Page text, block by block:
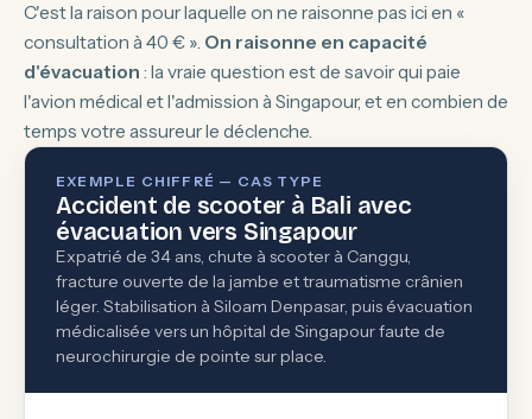
C'est la raison pour laquelle on ne raisonne pas ici en «
consultation à 40 € ». On raisonne en capacité
d'évacuation : la vraie question est de savoir qui paie
l'avion médical et l'admission à Singapour, et en combien de
temps votre assureur le déclenche.
EXEMPLE CHIFFRÉ — CAS TYPE
Accident de scooter à Bali avec
évacuation vers Singapour
Expatrié de 34 ans, chute à scooter à Canggu,
fracture ouverte de la jambe et traumatisme crânien
léger. Stabilisation à Siloam Denpasar, puis évacuation
médicalisée vers un hôpital de Singapour faute de
neurochirurgie de pointe sur place.